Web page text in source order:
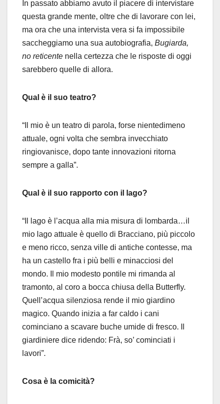
In passato abbiamo avuto il piacere di intervistare
questa grande mente, oltre che di lavorare con lei,
ma ora che una intervista vera si fa impossibile
saccheggiamo una sua autobiografia, Bugiarda,
no reticente nella certezza che le risposte di oggi
sarebbero quelle di allora.
Qual è il suo teatro?
“Il mio è un teatro di parola, forse nientedimeno
attuale, ogni volta che sembra invecchiato
ringiovanisce, dopo tante innovazioni ritorna
sempre a galla”.
Qual è il suo rapporto con il lago?
“Il lago è l’acqua alla mia misura di lombarda…il
mio lago attuale è quello di Bracciano, più piccolo
e meno ricco, senza ville di antiche contesse, ma
ha un castello fra i più belli e minacciosi del
mondo. Il mio modesto pontile mi rimanda al
tramonto, al coro a bocca chiusa della Butterfly.
Quell’acqua silenziosa rende il mio giardino
magico. Quando inizia a far caldo i cani
cominciano a scavare buche umide di fresco. Il
giardiniere dice ridendo: Frà, so’ cominciati i
lavori”.
Cosa è la comicità?